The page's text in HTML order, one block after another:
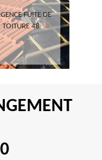
FUITE DE
TOITURE 48